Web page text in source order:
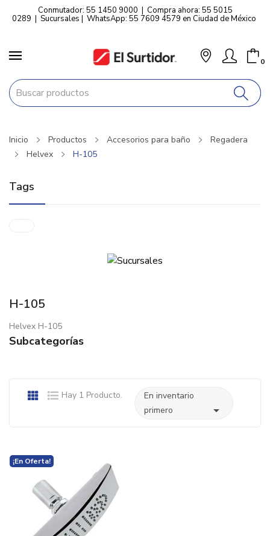
Conmutador: 55 1450 9000 | Compra ahora: 55 5015
0289 | Sucursales | WhatsApp: 55 7609 4579 en Ciudad de México
0
Inicio Productos Accesorios para baño
Regadera
Helvex
H-105
Tags
H-105
Helvex H-105
Subcategorías
Hay 1 Producto.
En inventario
primero

¡En Oferta!